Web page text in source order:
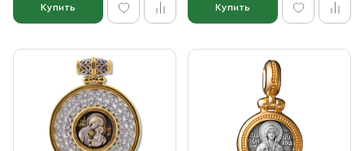
Купить Купить